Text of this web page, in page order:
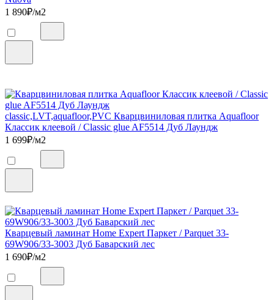
1 890₽/м2
classic,LVT,aquafloor,PVC Кварцвиниловая плитка Aquafloor
Классик клеевой / Classic glue AF5514 Дуб Лаундж
1 699₽/м2
Кварцевый ламинат Home Expert Паркет / Parquet 33-
69W906/33-3003 Дуб Баварский лес
1 690₽/м2